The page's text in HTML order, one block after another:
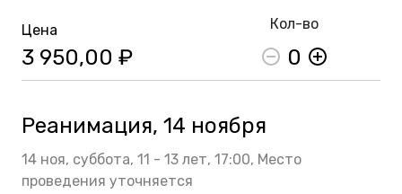
Цена
3 950,00 ₽
Кол-во
0
Реанимация, 14 ноября
14 ноя, суббота, 11 - 13 лет, 17:00, Место
проведения уточняется